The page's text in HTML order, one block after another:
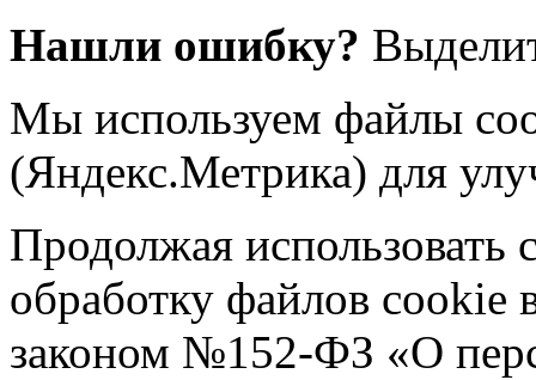
Нашли ошибку?
Мы используем файлы
(Яндекс.Метрика) для
Продолжая использовать
обработку файлов cookie
законом №152-ФЗ «О